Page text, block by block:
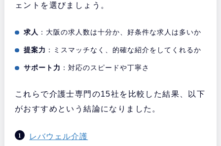
ェントを選びましょう。
求人 ：大阪の求人数は十分か、好条件な求人は多いか
提案力 ：ミスマッチなく、的確な紹介をしてくれるか
サポート力 ：対応のスピードや丁寧さ
これらで介護士専門の15社を比較した結果、以下
がおすすめという結論になりました。
レバウェル介護